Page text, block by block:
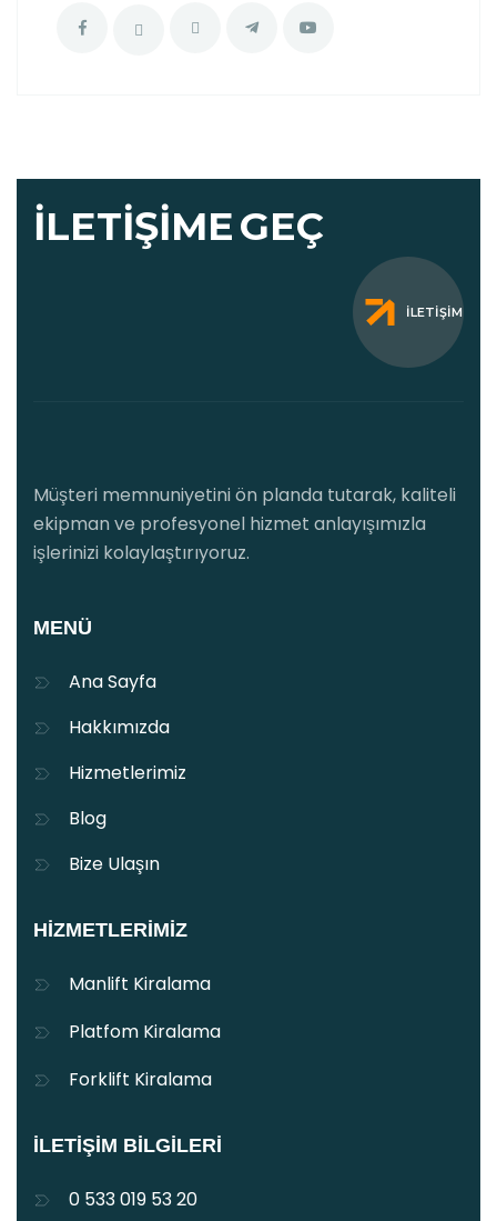
İLETIŞIMEGEÇ
İLETIŞIM
Müşteri memnuniyetini ön planda tutarak, kaliteli
ekipman ve profesyonel hizmet anlayışımızla
işlerinizi kolaylaştırıyoruz.
MENÜ
Ana Sayfa
Hakkımızda
Hizmetlerimiz
Blog
Bize Ulaşın
HIZMETLERIMIZ
Manlift Kiralama
Platfom Kiralama
Forklift Kiralama
İLETIŞIM BILGILERI
0 533 019 53 20